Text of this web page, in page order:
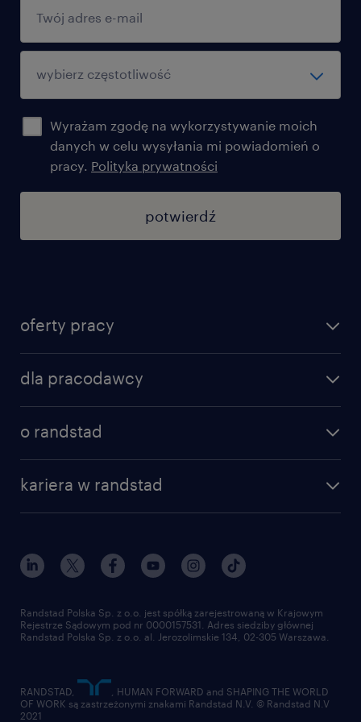
oczekujemy
minimum 2–3 lat doświadczenia w
budownictwie kubaturowym lub
przemysłowym (mile widziane u
fit-out)
doświadczenia na stanowisku inżyniera
sprzedaży, kosztorysanta, inżynier
biegłej znajomości programów do
środowiska AutoCAD
bardzo dobrej umiejętności czytania
architektury, konstrukcji oraz instalacji
budowy hal stalowych/żelbetowych oraz
procesów fit-outowych
Budowlanego oraz zagadnień związanych
Wyrażam zgodę na wykorzystywanie moich
danych w celu wysyłania mi powiadomień o
pracy. Polityka prywatności
potwierdź
oferty pracy
specjalizacje
praca w amazon
dla pracodawcy
o randstad
dla mediów
dla dostawców
kariera w randstad
nasz świat
pracuj w randstad
złóż CV
Randstad Polska Sp. z o.o. jest spółką zarejestrowaną w Krajowym
Rejestrze Sądowym pod nr 0000157531. Adres siedziby głównej
Randstad Polska Sp. z o.o. al. Jerozolimskie 134, 02-305 Warszawa.
RANDSTAD,
, HUMAN FORWARD and SHAPING THE WORLD
OF WORK są zastrzeżonymi znakami Randstad N.V. © Randstad N.V
2021